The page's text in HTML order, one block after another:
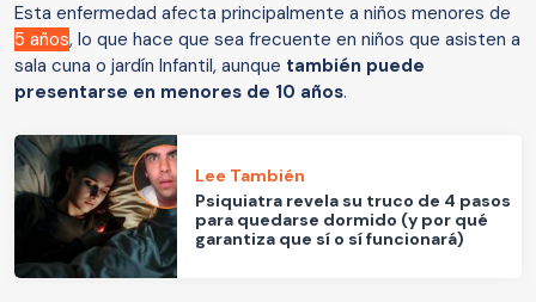
Esta enfermedad afecta principalmente a niños menores de
5 años, lo que hace que sea frecuente en niños que asisten a
sala cuna o jardín Infantil, aunque también puede
presentarse en menores de 10 años.
Lee También
Psiquiatra revela su truco de 4 pasos
para quedarse dormido (y por qué
garantiza que sí o sí funcionará)